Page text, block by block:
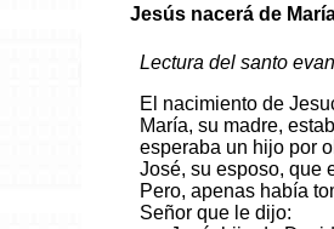
Jesús nacerá de
Lectura del santo
El nacimiento de
María, su madre,
esperaba un hijo por
José, su esposo, que
Pero, apenas había
Señor que le dijo: